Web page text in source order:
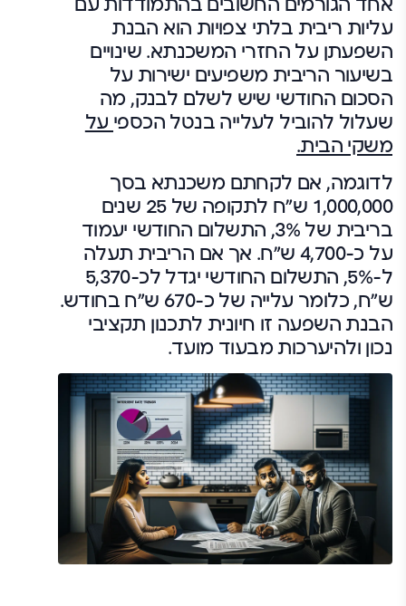
אחד הגורמים החשובים בהתמודדות עם
עליות ריבית בלתי צפויות הוא הבנת
השפעתן על החזרי המשכנתא. שינויים
בשיעור הריבית משפיעים ישירות על
הסכום החודשי שיש לשלם לבנק, מה
שעלול להוביל לעלייה בנטל הכספי על
משקי הבית.
לדוגמה, אם לקחתם משכנתא בסך
1,000,000 ש"ח לתקופה של 25 שנים
בריבית של 3%, התשלום החודשי יעמוד
על כ-4,700 ש"ח. אך אם הריבית תעלה
ל-5%, התשלום החודשי יגדל לכ-5,370
ש"ח, כלומר עלייה של כ-670 ש"ח בחודש.
הבנת השפעה זו חיונית לתכנון תקציבי
נכון ולהיערכות מבעוד מועד.